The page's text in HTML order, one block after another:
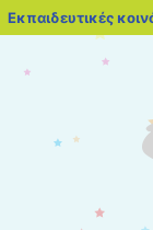
Εκπαιδευτικές